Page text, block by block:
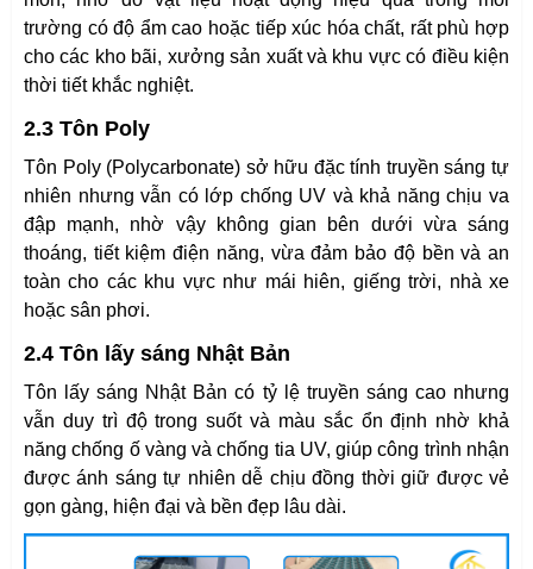
trường có độ ẩm cao hoặc tiếp xúc hóa chất, rất phù hợp
cho các kho bãi, xưởng sản xuất và khu vực có điều kiện
thời tiết khắc nghiệt.
2.3 Tôn Poly
Tôn Poly (Polycarbonate) sở hữu đặc tính truyền sáng tự
nhiên nhưng vẫn có lớp chống UV và khả năng chịu va
đập mạnh, nhờ vậy không gian bên dưới vừa sáng
thoáng, tiết kiệm điện năng, vừa đảm bảo độ bền và an
toàn cho các khu vực như mái hiên, giếng trời, nhà xe
hoặc sân phơi.
2.4 Tôn lấy sáng Nhật Bản
Tôn lấy sáng Nhật Bản có tỷ lệ truyền sáng cao nhưng
vẫn duy trì độ trong suốt và màu sắc ổn định nhờ khả
năng chống ố vàng và chống tia UV, giúp công trình nhận
được ánh sáng tự nhiên dễ chịu đồng thời giữ được vẻ
gọn gàng, hiện đại và bền đẹp lâu dài.